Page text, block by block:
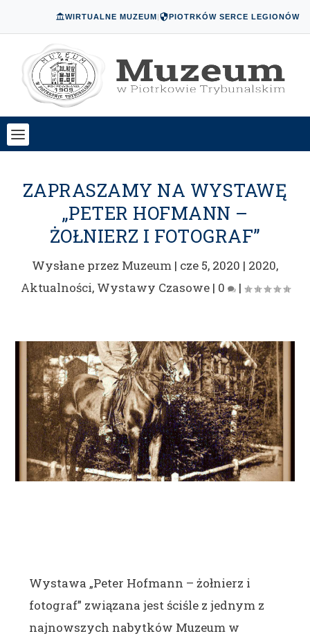
WIRTUALNE MUZEUM| PIOTRKÓW SERCE LEGIONÓW
ZAPRASZAMY NA WYSTAWĘ
„PETER HOFMANN –
ŻOŁNIERZ I FOTOGRAF”
Wysłane przez Muzeum | cze 5, 2020 | 2020,
Aktualności, Wystawy Czasowe| 0 |
Wystawa „Peter Hofmann – żołnierz i
fotograf” związana jest ściśle z jednym z
najnowszych nabytków Muzeum w